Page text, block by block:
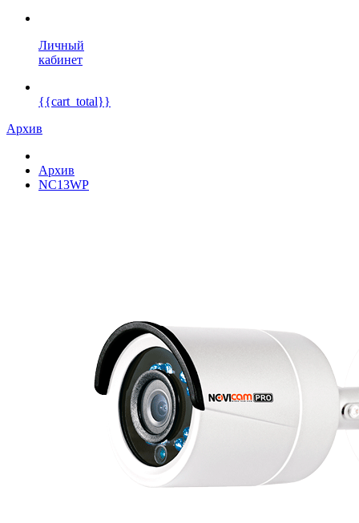
Личный
кабинет
{{cart_total}}
Архив
Архив
NC13WP